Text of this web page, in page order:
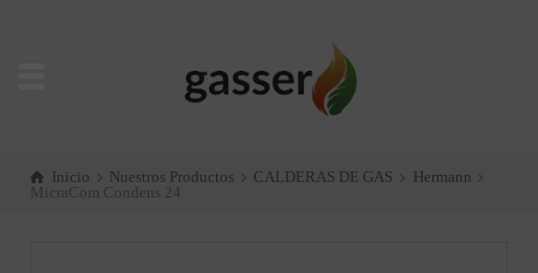
Inicio Nuestros Productos CALDERAS DE GAS
Hermann
MicraCom Condens 24